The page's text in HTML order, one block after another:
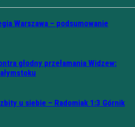
Warszawa – podsumowanie
głodny przełamania Widzew:
u siebie – Radomiak 1:3 Górnik